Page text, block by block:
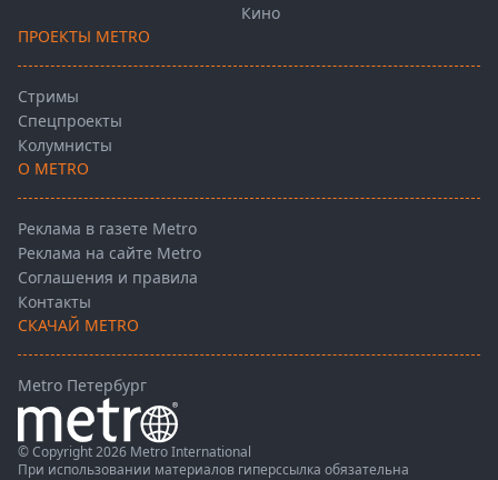
Кино
ПРОЕКТЫ METRO
Стримы
Спецпроекты
Колумнисты
О METRO
Реклама в газете Metro
Реклама на сайте Metro
Соглашения и правила
Контакты
СКАЧАЙ METRO
Metro Петербург
© Copyright 2026 Metro International
При использовании материалов гиперссылка обязательна